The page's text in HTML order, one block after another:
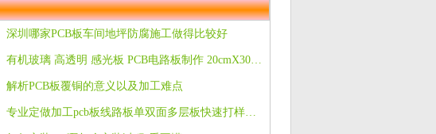
深圳哪家PCB板车间地坪防腐施工做得比较好
有机玻璃 高透明 感光板 PCB电路板制作 20cmX30cm 厚4mm 一片
解析PCB板覆铜的意义以及加工难点
专业定做加工pcb板线路板单双面多层板快速打样量大从优欢迎选购